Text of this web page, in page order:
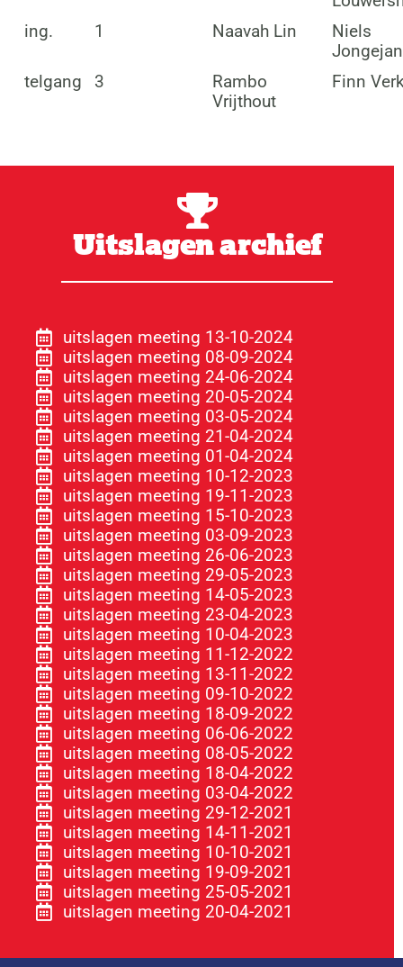
ing.
1 Naavah Lin
Niels
telgang
3
Rambo
Vrijthout
Finn
Uitslagen archief
uitslagen meeting 13-10-2024
uitslagen meeting 08-09-2024
uitslagen meeting 24-06-2024
uitslagen meeting 20-05-2024
uitslagen meeting 03-05-2024
uitslagen meeting 21-04-2024
uitslagen meeting 01-04-2024
uitslagen meeting 10-12-2023
uitslagen meeting 19-11-2023
uitslagen meeting 15-10-2023
uitslagen meeting 03-09-2023
uitslagen meeting 26-06-2023
uitslagen meeting 29-05-2023
uitslagen meeting 14-05-2023
uitslagen meeting 23-04-2023
uitslagen meeting 10-04-2023
uitslagen meeting 11-12-2022
uitslagen meeting 13-11-2022
uitslagen meeting 09-10-2022
uitslagen meeting 18-09-2022
uitslagen meeting 06-06-2022
uitslagen meeting 08-05-2022
uitslagen meeting 18-04-2022
uitslagen meeting 03-04-2022
uitslagen meeting 29-12-2021
uitslagen meeting 14-11-2021
uitslagen meeting 10-10-2021
uitslagen meeting 19-09-2021
uitslagen meeting 25-05-2021
uitslagen meeting 20-04-2021